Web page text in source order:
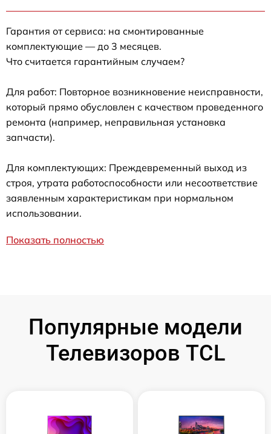
Гарантия от сервиса: на смонтированные
комплектующие — до 3 месяцев.
Что считается гарантийным случаем?
Для работ: Повторное возникновение неисправности,
который прямо обусловлен с качеством проведенного
ремонта (например, неправильная установка
запчасти).
Для комплектующих: Преждевременный выход из
строя, утрата работоспособности или несоответствие
заявленным характеристикам при нормальном
использовании.
Показать полностью
Популярные модели
Телевизоров TCL